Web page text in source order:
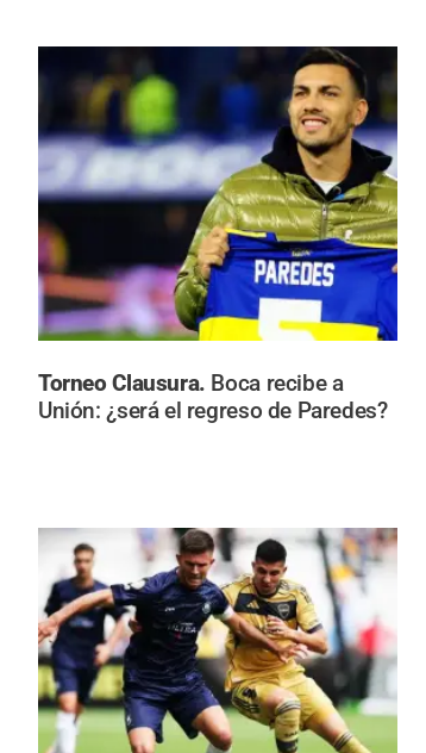
Torneo Clausura. Boca recibe a
Unión: ¿será el regreso de Paredes?